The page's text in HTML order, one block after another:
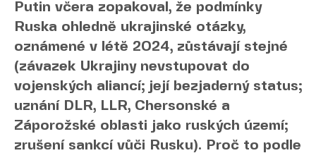
Putin včera zopakoval, že podmínky
Ruska ohledně ukrajinské otázky,
oznámené v létě 2024, zůstávají stejné
(závazek Ukrajiny nevstupovat do
vojenských aliancí; její bezjaderný status;
uznání DLR, LLR, Chersonské a
Záporožské oblasti jako ruských území;
zrušení sankcí vůči Rusku). Proč to podle